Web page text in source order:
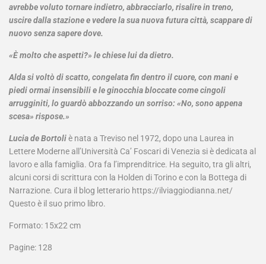
avrebbe voluto tornare indietro, abbracciarlo, risalire in treno,
uscire dalla stazione e vedere la sua nuova futura città, scappare di
nuovo senza sapere dove.
«È molto che aspetti?» le chiese lui da dietro.
Alda si voltò di scatto, congelata fin dentro il cuore, con mani e
piedi ormai insensibili e le ginocchia bloccate come cingoli
arrugginiti, lo guardò abbozzando un sorriso: «No, sono appena
scesa» rispose.»
Lucia de Bortoliè nata a Treviso nel 1972, dopo una Laurea in
Lettere Moderne all’Università Ca’ Foscari di Venezia si è dedicata al
lavoro e alla famiglia. Ora fa l’imprenditrice. Ha seguito, tra gli altri,
alcuni corsi di scrittura con la Holden di Torino e con la Bottega di
Narrazione. Cura il blog letterario https://ilviaggiodianna.net/
Questo è il suo primo libro.
Formato: 15x22 cm
Pagine: 128